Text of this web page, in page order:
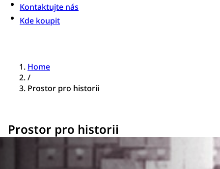
Kontaktujte nás
Kde koupit
Home
/
Prostor pro historii
Prostor pro historii